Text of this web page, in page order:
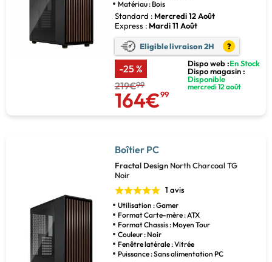
Matériau : Bois
Standard : Mercredi 12 Août
Express : Mardi 11 Août
Eligible livraison 2H ?
-25 %
219€99
164€99
Dispo web :En Stock
Dispo magasin :
Disponible
mercredi 12 août
Boîtier PC
Fractal Design North Charcoal TG
Noir
1 avis
Utilisation : Gamer
Format Carte-mère : ATX
Format Chassis : Moyen Tour
Couleur : Noir
Fenêtre latérale : Vitrée
Puissance : Sans alimentation PC